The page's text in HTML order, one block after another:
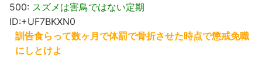
500: スズメは害鳥ではない定期
ID:+UF7BKXN0
訓告食らって数ヶ月で体罰で骨折させた時点で懲戒免職
にしとけよ